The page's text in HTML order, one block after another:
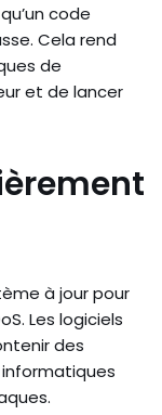
code
Cela rend
de
et de lancer
à jour pour
Les logiciels
des